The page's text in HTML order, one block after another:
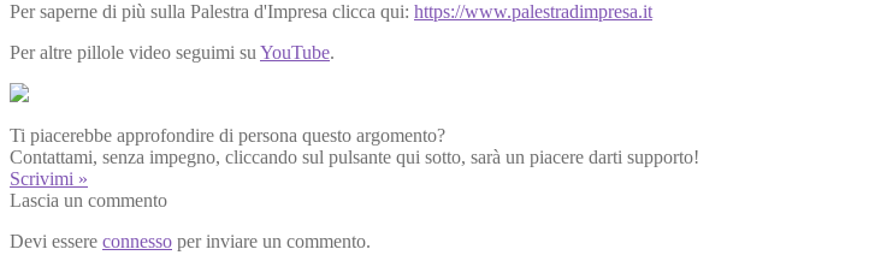
Per saperne di più sulla Palestra d'Impresa clicca qui: https://www.palestradimpresa.it
Per altre pillole video seguimi su YouTube.
Ti piacerebbe approfondire di persona questo argomento?
Contattami, senza impegno, cliccando sul pulsante qui sotto, sarà un piacere darti supporto!
Scrivimi »
Lascia un commento
Devi essere connesso per inviare un commento.